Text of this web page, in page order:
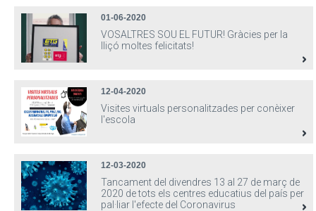
01-06-2020
VOSALTRES SOU EL FUTUR! Gràcies per la
lliçó moltes felicitats!
12-04-2020
Visites virtuals personalitzades per conèixer
l'escola
12-03-2020
Tancament del divendres 13 al 27 de març de
2020 de tots els centres educatius del país per
pal·liar l'efecte del Coronavirus